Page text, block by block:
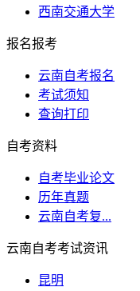
西南交通大学
报名报考
云南自考报名
考试须知
查询打印
自考资料
自考毕业论文
历年真题
云南自考复...
云南自考考试资讯
昆明